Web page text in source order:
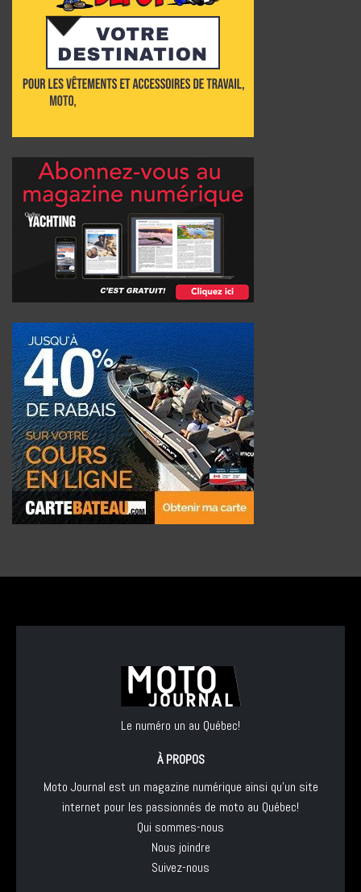
Le numéro un au Québec!
À PROPOS
Moto Journal est un magazine numérique ainsi qu'un site
internet pour les passionnés de moto au Québec!
Qui sommes-nous
Nous joindre
Suivez-nous